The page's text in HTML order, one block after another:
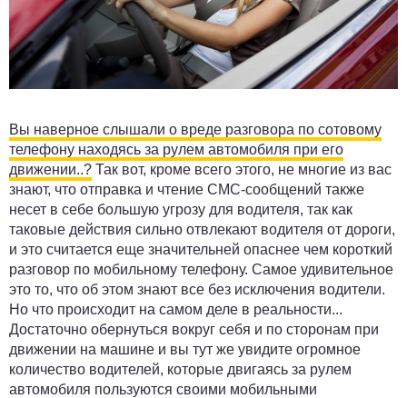
Вы наверное слышали о вреде разговора по сотовому
телефону находясь за рулем автомобиля при его
движении..? Так вот, кроме всего этого, не многие из вас
знают, что отправка и чтение СМС-сообщений также
несет в себе большую угрозу для водителя, так как
таковые действия сильно отвлекают водителя от дороги,
и это считается еще значительней опаснее чем короткий
разговор по мобильному телефону. Самое удивительное
это то, что об этом знают все без исключения водители.
Но что происходит на самом деле в реальности...
Достаточно обернуться вокруг себя и по сторонам при
движении на машине и вы тут же увидите огромное
количество водителей, которые двигаясь за рулем
автомобиля пользуются своими мобильными